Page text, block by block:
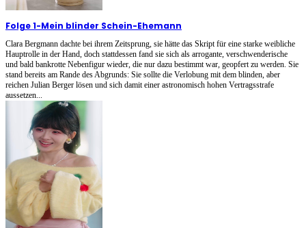
Folge 1-Mein blinder Schein-Ehemann
Clara Bergmann dachte bei ihrem Zeitsprung, sie hätte das Skript für eine starke weibliche
Hauptrolle in der Hand, doch stattdessen fand sie sich als arrogante, verschwenderische
und bald bankrotte Nebenfigur wieder, die nur dazu bestimmt war, geopfert zu werden. Sie
stand bereits am Rande des Abgrunds: Sie sollte die Verlobung mit dem blinden, aber
reichen Julian Berger lösen und sich damit einer astronomisch hohen Vertragsstrafe
aussetzen...